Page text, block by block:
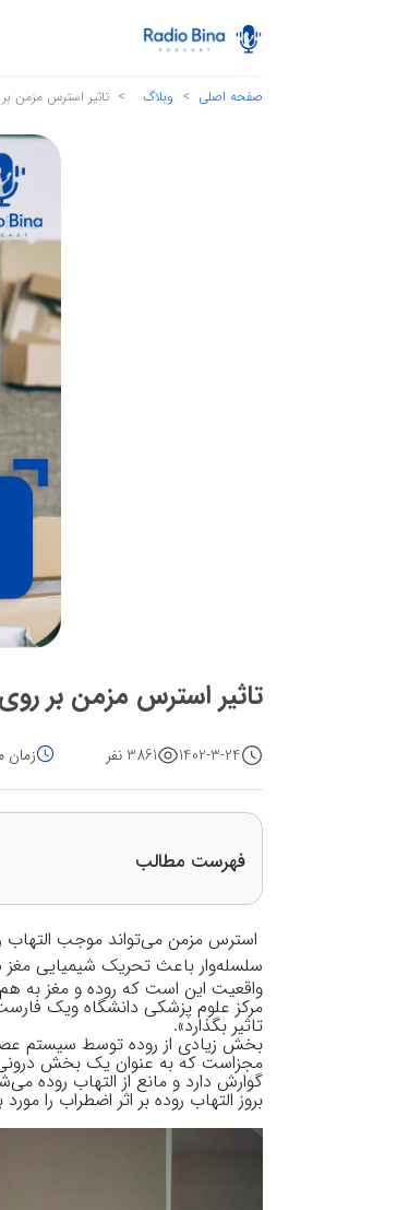
صفحه اصلی وبلاگ تاثیر استرس مزمن
تاثیر استرس مزمن بر
1402-3-24 3861 نفر زمان
فهرست مطالب
استرس مزمن می‌تواند موجب التهاب
سلسله‌وار باعث تحریک شیمیایی مغز
واقعیت این است که روده و مغز به
مرکز علوم پزشکی دانشگاه ویک
تاثیر بگذارد».
بخش زیادی از روده توسط سیستم
مجزاست که به عنوان یک بخش
گوارش دارد و مانع از التهاب روده
بروز التهاب روده بر اثر اضطراب را